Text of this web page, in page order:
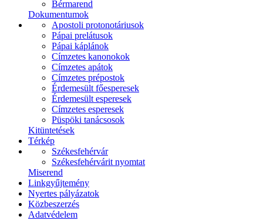
Bérmarend
Dokumentumok
Apostoli protonotáriusok
Pápai prelátusok
Pápai káplánok
Címzetes kanonokok
Címzetes apátok
Címzetes prépostok
Érdemesült főesperesek
Érdemesült esperesek
Címzetes esperesek
Püspöki tanácsosok
Kitüntetések
Térkép
Székesfehérvár
Székesfehérvárit nyomtat
Miserend
Linkgyűjtemény
Nyertes pályázatok
Közbeszerzés
Adatvédelem